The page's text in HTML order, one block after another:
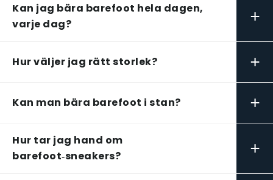
Kan jag bära barefoot hela dagen,
varje dag?
+
Hur väljer jag rätt storlek? +
Kan man bära barefoot i stan? +
Hur tar jag hand om
barefoot‑sneakers?
+